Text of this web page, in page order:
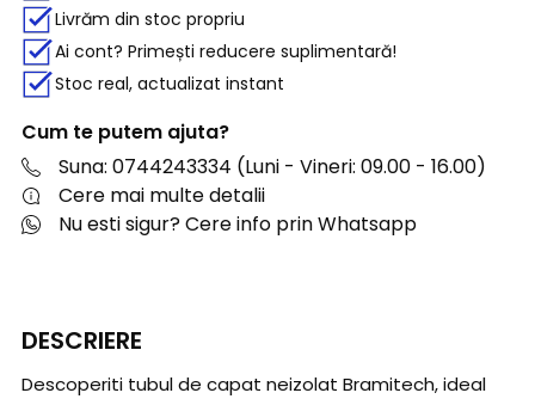
Livrăm din stoc propriu
Ai cont? Primești reducere suplimentară!
Stoc real, actualizat instant
Cum te putem ajuta?
Suna: 0744243334 (Luni - Vineri: 09.00 - 16.00)
Cere mai multe detalii
Nu esti sigur? Cere info prin Whatsapp
DESCRIERE
Descoperiti tubul de capat neizolat Bramitech, ideal